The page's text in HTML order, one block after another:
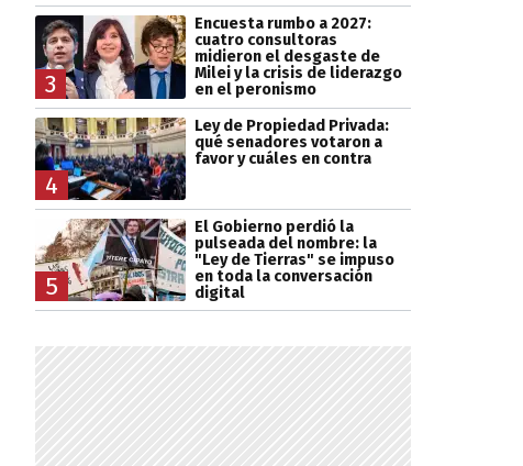
3
Encuesta rumbo a 2027:
cuatro consultoras
midieron el desgaste de
Milei y la crisis de liderazgo
en el peronismo
4
Ley de Propiedad Privada:
qué senadores votaron a
favor y cuáles en contra
5
El Gobierno perdió la
pulseada del nombre: la
"Ley de Tierras" se impuso
en toda la conversación
digital